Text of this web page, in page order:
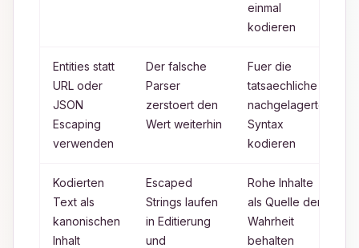
einmal
kodieren
Entities statt
URL oder
JSON
Escaping
verwenden
Der falsche
Parser
zerstoert den
Wert weiterhin
Fuer die
tatsaechliche
nachgelagerte
Syntax
kodieren
Kodierten
Text als
kanonischen
Inhalt
Escaped
Strings laufen
in Editierung
und
Rohe Inhalte
als Quelle der
Wahrheit
behalten